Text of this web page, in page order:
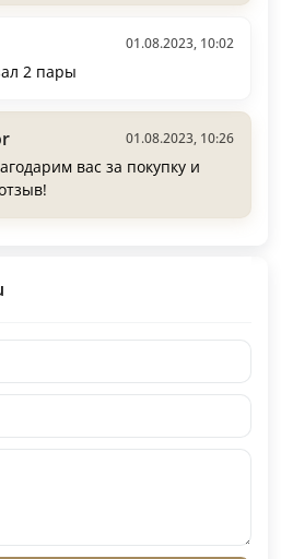
01.08.2023, 10:02
2 пары
01.08.2023, 10:26
вас за покупку и